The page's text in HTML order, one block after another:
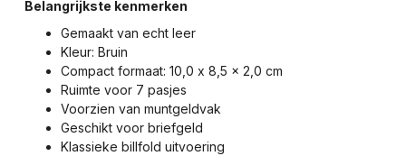
Belangrijkste kenmerken
Gemaakt van echt leer
Kleur: Bruin
Compact formaat: 10,0 x 8,5 x 2,0 cm
Ruimte voor 7 pasjes
Voorzien van muntgeldvak
Geschikt voor briefgeld
Klassieke billfold uitvoering